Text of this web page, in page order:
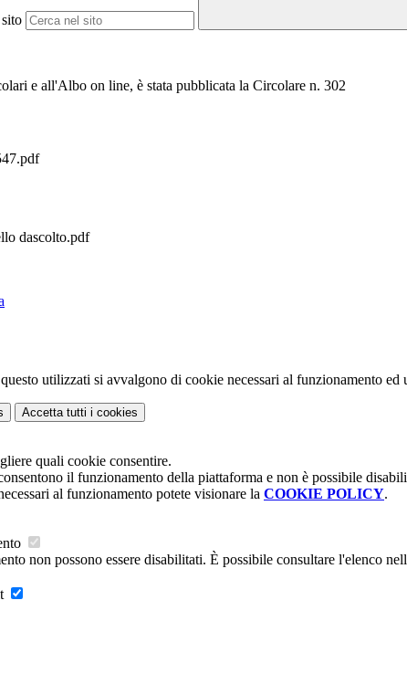
e all'Albo on line, è stata pubblicata la Circolare n. 302
dascolto.pdf
utilizzati si avvalgono di cookie necessari al funzionamento
Accetta tutti i cookies
quali cookie consentire.
il funzionamento della piattaforma e non è possibile
al funzionamento potete visionare la COOKIE POLICY.
non possono essere disabilitati. È possibile consultare l'elenco